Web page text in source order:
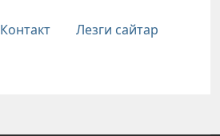
Контакт
Лезги сайтар